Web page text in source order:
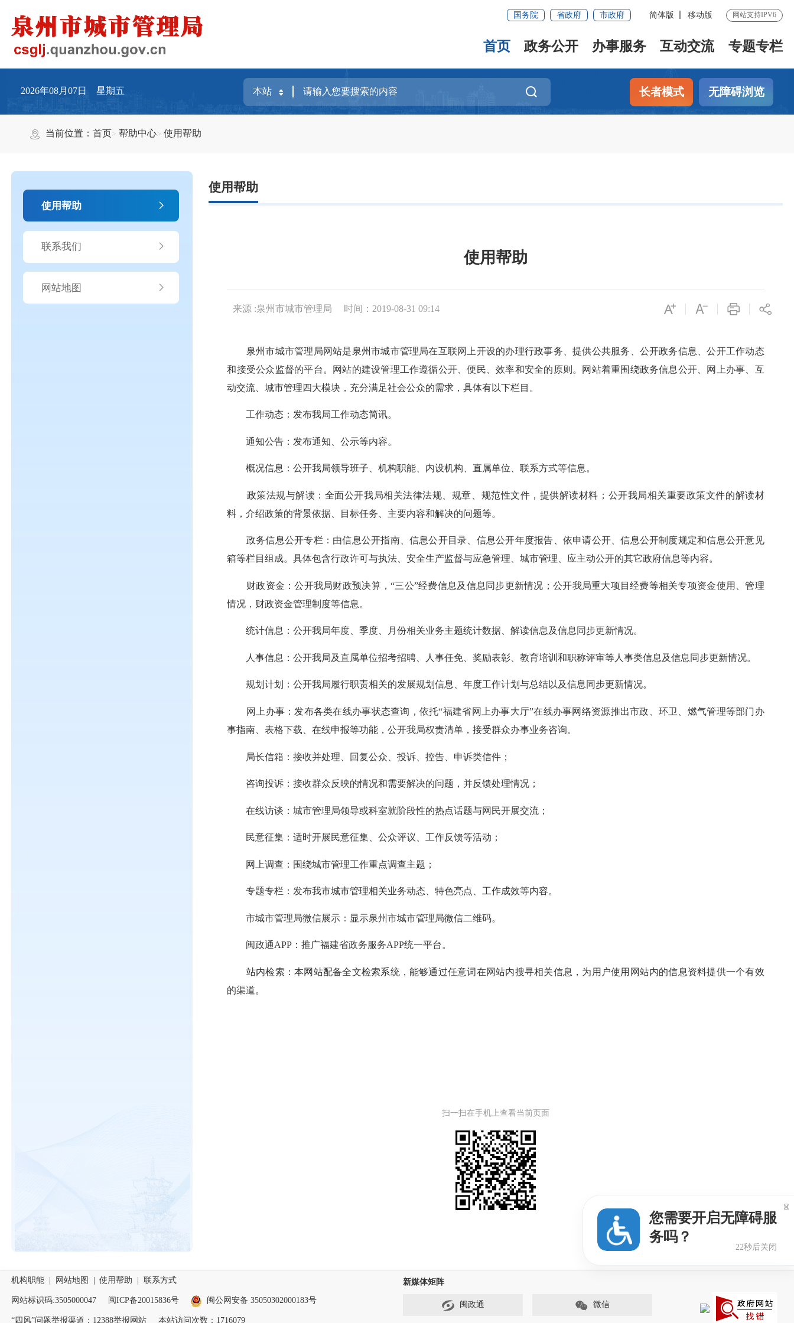
国务院 省政府 市政府 简体版 移动版 网站支持IPV6
首页 政务公开 办事服务 互动交流 专题专栏
2026年08月07日 星期五 长者模式 无障碍浏览
当前位置：首页 帮助中心 使用帮助
使用帮助
联系我们
网站地图
使用帮助
使用帮助
来源 :泉州市城市管理局 时间：2019-08-31 09:14
泉州市城市管理局网站是泉州市城市管理局在互联网上开设的办理行政事务、提供公共服务、公开政务信息、公开工作动态
和接受公众监督的平台。网站的建设管理工作遵循公开、便民、效率和安全的原则。网站着重围绕政务信息公开、网上办事、互
动交流、城市管理四大模块，充分满足社会公众的需求，具体有以下栏目。
工作动态：发布我局工作动态简讯。
通知公告 ：发布通知、公示等内容。
概况信息 ：公开我局领导班子、机构职能、内设机构、直属单位、联系方式等信息。
政策法规与解读 ： 全面公开我局相关法律法规、规章、规范性文件，提供解读材料；公开我局相关重要政策文件的解读材
料，介绍政策的背景依据、目标任务、主要内容和解决的问题等。
政务信息公开专栏：由信息公开指南、信息公开目录、信息公开年度报告、依申请公开、信息公开制度规定和信息公开意见
箱等栏目组成。具体包含行政许可与执法 、安全生产监督与应急管理 、城市管理 应主动公开的其它政府信息等内容。
财政资金 ：公开我局财政预决算，“三公”经费信息及信息同步更新情况；公开我局重大项目经费等相关专项资金使用、管理
情况，财政资金管理制度等信息。
统计信息 ：公开我局年度、季度、月份相关业务主题统计数据、解读信息及信息同步更新情况。
人事信息 ：公开我局及直属单位招考招聘、人事任免、奖励表彰、教育培训和职称评审等人事类信息及信息同步更新情况。
规划计划 ：公开我局履行职责相关的发展规划信息、年度工作计划与总结以及信息同步更新情况。
网上办事：发布各类在线办事状态查询，依托“福建省网上办事大厅”在线办事网络资源推出市政、环卫、燃气管理等部门办
事指南、表格下载、在线申报等功能，公开我局权责清单，接受群众办事业务咨询。
局长信箱：接收并处理、回复公众、投诉、控告、申诉类信件；
咨询投诉：接收群众反映的情况和需要解决的问题，并反馈处理情况；
在线访谈：城市管理局领导或科室就阶段性的热点话题与网民开展交流；
民意征集：适时开展民意征集、公众评议、工作反馈等活动；
网上调查：围绕城市管理工作重点调查主题；
专题专栏：发布我市城市管理相关业务动态、特色亮点、工作成效等内容。
市城市管理局微信展示：显示泉州市城市管理局微信二维码。
闽政通APP：推广福建省政务服务APP统一平台。
站内检索：本网站配备全文检索系统，能够通过任意词在网站内搜寻相关信息，为用户使用网站内的信息资料提供一个有效
的渠道。
扫一扫在手机上查看当前页面
机构职能 网站地图 使用帮助 联系方式
网站标识码:3505000047 闽ICP备20015836号 闽公网安备 35050302000183号
“四风”问题举报渠道： 12388举报网站 本站访问次数：1716079
新媒体矩阵
闽政通 微信
您需要开启无障碍服
务吗？
22秒后关闭
